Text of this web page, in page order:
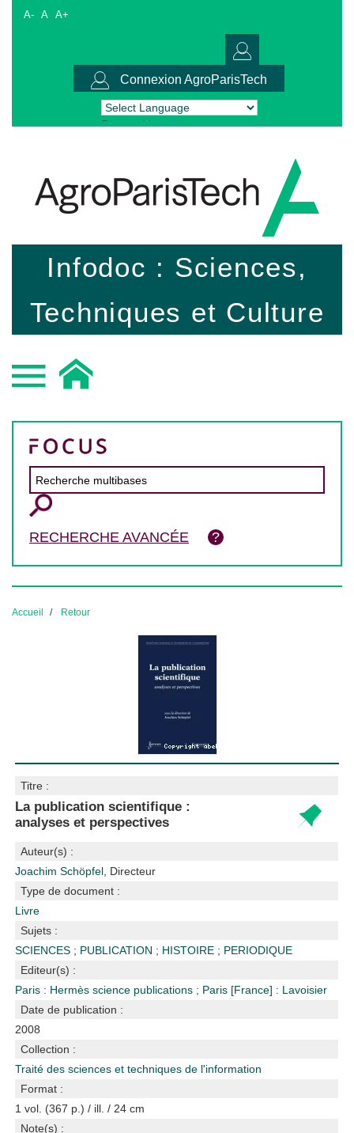
A- A A+
Connexion AgroParisTech
Powered by Translate
Infodoc : Sciences,
Techniques et Culture
RECHERCHE AVANCÉE
Accueil Retour
Titre :
La publication scientifique :
analyses et perspectives
Auteur(s) :
Joachim Schöpfel , Directeur
Type de document :
Livre
Sujets :
SCIENCES ; PUBLICATION ; HISTOIRE ; PERIODIQUE
Editeur(s) :
Paris : Hermès science publications ; Paris [France] : Lavoisier
Date de publication :
2008
Collection :
Traité des sciences et techniques de l'information
Format :
1 vol. (367 p.) / ill. / 24 cm
Note(s) :